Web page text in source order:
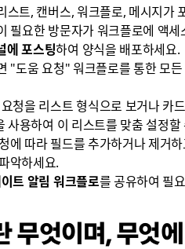
스트, 캔버스, 워크플로, 메시지가
필요한 방문자가 워크플로에 액
에 포스팅하여 양식을 배포하세요.
"도움 요청" 워크플로를 통한 모
요청을 리스트 형식으로 보거나 카
사용하여 이 리스트를 맞춤 설정
에 따라 필드를 추가하거나 제거
악하세요.
트 알림 워크플로를 공유하여 필
무엇이며, 무엇